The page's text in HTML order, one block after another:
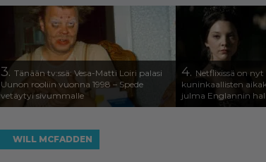
3. Tänään tv:ssä: Vesa-Matti Loiri palasi
Uunon rooliin vuonna 1998 – Spede
vetäytyi sivummalle
4. Netflixissä on
kuninkaallisten
julma Englannin
WILL MCFADDEN